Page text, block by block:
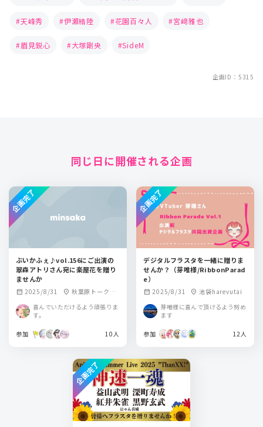
天峰秀 伊瀬結陸 花園百々人 宮﨑雅也
眉見鋭心 大塚剛央 SideM
企画ID：5315
同じ日に開催される企画
ぶいかふぇ♪vol.156にご出演の
翠森アトリさん宛に楽屋花を贈り
ませんか
calendar_month 2025/8/31 location_on 秋葉原トークラ
tch
喜んでいただけるよう頑張りま
す。
参加 10人
企画完了
デジタルフラスタを一緒に贈りま
せんか？（芽唯様/RibbonParad
e）
calendar_month 2025/8/31 location_on 池袋harevutai
芽唯様に喜んで頂けるよう努め
ます
参加 12人
企画完了
企画完了